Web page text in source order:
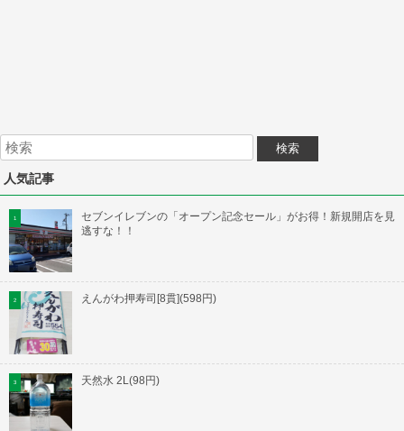
人気記事
セブンイレブンの「オープン記念セール」がお得！新規開店を見
逃すな！！
えんがわ押寿司[8貫](598円)
天然水 2L(98円)